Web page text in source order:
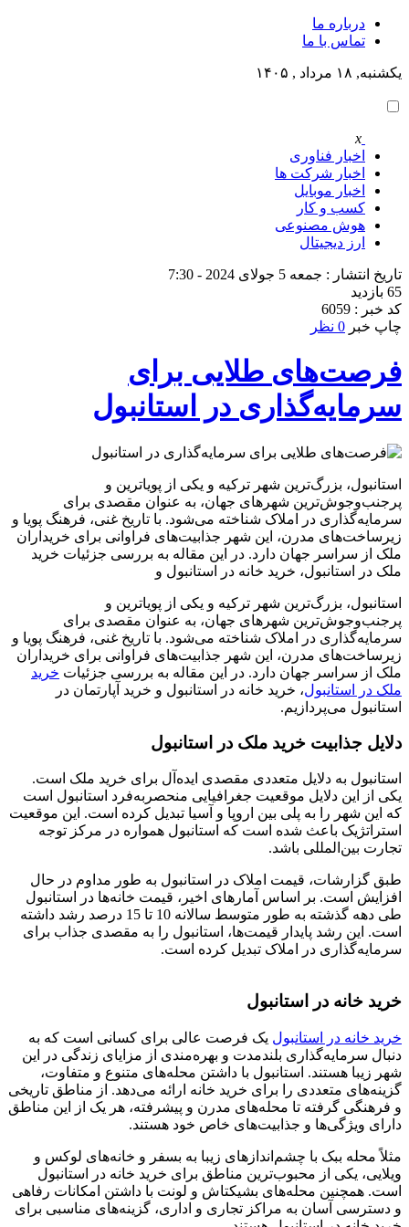
درباره ما
تماس با ما
یکشنبه, ۱۸ مرداد , ۱۴۰۵
x
اخبار فناوری
اخبار شرکت ها
اخبار موبایل
کسب و کار
هوش مصنوعی
ارز دیجیتال
تاریخ انتشار : جمعه 5 جولای 2024 - 7:30
65 بازدید
کد خبر : 6059
چاپ خبر 0 نظر
فرصت‌های طلایی برای
سرمایه‌گذاری در استانبول
استانبول، بزرگ‌ترین شهر ترکیه و یکی از پویاترین و
پرجنب‌وجوش‌ترین شهرهای جهان، به عنوان مقصدی برای
سرمایه‌گذاری در املاک شناخته می‌شود. با تاریخ غنی، فرهنگ پویا و
زیرساخت‌های مدرن، این شهر جذابیت‌های فراوانی برای خریداران
ملک از سراسر جهان دارد. در این مقاله به بررسی جزئیات خرید
ملک در استانبول، خرید خانه در استانبول و
استانبول، بزرگ‌ترین شهر ترکیه و یکی از پویاترین و
پرجنب‌وجوش‌ترین شهرهای جهان، به عنوان مقصدی برای
سرمایه‌گذاری در املاک شناخته می‌شود. با تاریخ غنی، فرهنگ پویا و
زیرساخت‌های مدرن، این شهر جذابیت‌های فراوانی برای خریداران
ملک از سراسر جهان دارد. در این مقاله به بررسی جزئیات خرید
ملک در استانبول، خرید خانه در استانبول و خرید آپارتمان در
استانبول می‌پردازیم.
دلایل جذابیت خرید ملک در استانبول
استانبول به دلایل متعددی مقصدی ایده‌آل برای خرید ملک است.
یکی از این دلایل موقعیت جغرافیایی منحصربه‌فرد استانبول است
که این شهر را به پلی بین اروپا و آسیا تبدیل کرده است. این موقعیت
استراتژیک باعث شده است که استانبول همواره در مرکز توجه
تجارت بین‌المللی باشد.
طبق گزارشات، قیمت املاک در استانبول به طور مداوم در حال
افزایش است. بر اساس آمارهای اخیر، قیمت خانه‌ها در استانبول
طی دهه گذشته به طور متوسط سالانه 10 تا 15 درصد رشد داشته
است. این رشد پایدار قیمت‌ها، استانبول را به مقصدی جذاب برای
سرمایه‌گذاری در املاک تبدیل کرده است.
خرید خانه در استانبول
خرید خانه در استانبول یک فرصت عالی برای کسانی است که به
دنبال سرمایه‌گذاری بلندمدت و بهره‌مندی از مزایای زندگی در این
شهر زیبا هستند. استانبول با داشتن محله‌های متنوع و متفاوت،
گزینه‌های متعددی را برای خرید خانه ارائه می‌دهد. از مناطق تاریخی
و فرهنگی گرفته تا محله‌های مدرن و پیشرفته، هر یک از این مناطق
دارای ویژگی‌ها و جذابیت‌های خاص خود هستند.
مثلاً محله ببک با چشم‌اندازهای زیبا به بسفر و خانه‌های لوکس و
ویلایی، یکی از محبوب‌ترین مناطق برای خرید خانه در استانبول
است. همچنین محله‌های بشیکتاش و لونت با داشتن امکانات رفاهی
و دسترسی آسان به مراکز تجاری و اداری، گزینه‌های مناسبی برای